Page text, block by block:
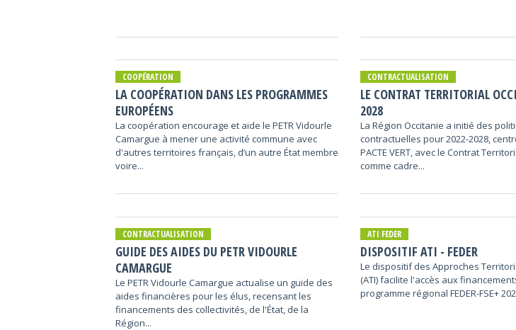
COOPÉRATION
LA COOPÉRATION DANS LES PROGRAMMES
EUROPÉENS
La coopération encourage et aide le PETR Vidourle
Camargue à mener une activité commune avec
d'autres territoires français, d’un autre État membre
voire...
CONTRACTUALISATION
LE CONTRAT TERRITORIAL
2028
La Région Occitanie a initié des
contractuelles pour 2022-2028,
PACTE VERT, avec le Contrat
comme cadre...
CONTRACTUALISATION
GUIDE DES AIDES DU PETR VIDOURLE
CAMARGUE
Le PETR Vidourle Camargue actualise un guide des
aides financières pour les élus, recensant les
financements des collectivités, de l'État, de la
Région...
ATI FEDER
DISPOSITIF ATI - FEDER
Le dispositif des Approches
(ATI) facilite l'accès aux
programme régional FEDER-FSE+